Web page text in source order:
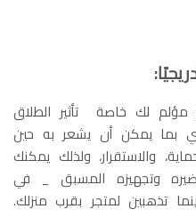
لك خاصة تأثير الطلاق
بما يمكن أن يشعر به حين
والاستقرار، ولذلك يمكنك
وتجهيزه المسبق _ في
تذهبين لمتجر بقرب منزلك.